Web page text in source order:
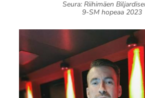
Seura: Riihimäen
9-SM hopeaa 2023